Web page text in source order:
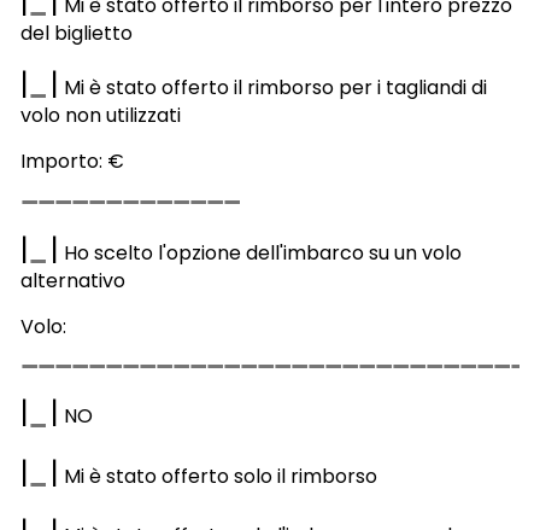
del biglietto
| | Mi è stato offerto il rimborso per i tagliandi di
volo non utilizzati
Importo: €
| | Ho scelto l'opzione dell'imbarco su un volo
alternativo
Volo:
| | NO
| | Mi è stato offerto solo il rimborso